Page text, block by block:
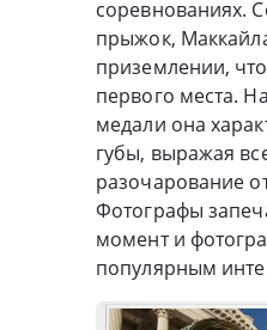
соревнованиях.
прыжок,
приземлении,
первого места.
медали она
губы, выражая
разочарование
Фотографы
момент и
популярным